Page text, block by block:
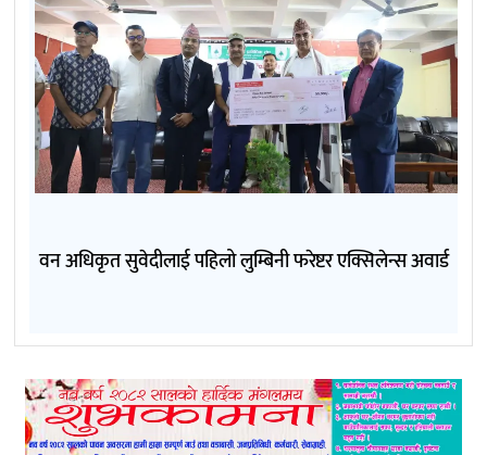
वन अधिकृत सुवेदीलाई पहिलो लुम्बिनी फरेष्टर एक्सिलेन्स अवार्ड